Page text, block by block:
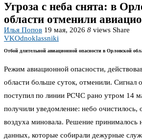
Угроза с неба снята: в
области отменили
Илья Попов 19 мая, 2026 8 views Share
VKOdnoklassniki
Отбой длительной авиационной опасности в Орловской
Режим авиационной опасности,
области больше суток, отменили. Сигнал
поступил по линии РСЧС рано утром 14
получили уведомление: небо очистилось,
воздуха миновала. Решение принималось
данных, которые собирали дежурные